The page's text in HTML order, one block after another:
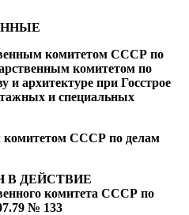
комитетом СССР по
комитетом по
и архитектуре при Госстрое
и специальных
СССР по делам
В ДЕЙСТВИЕ
комитета СССР по
№ 133